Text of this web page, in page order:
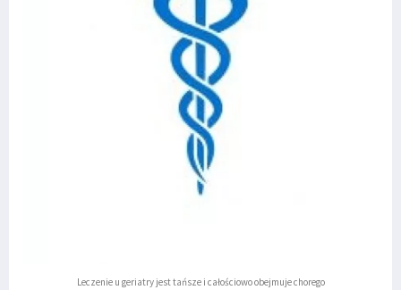
Leczenie u geriatry jest tańsze i całościowo obejmuje chorego